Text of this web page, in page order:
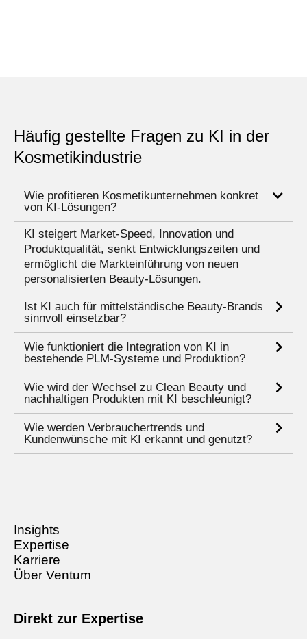
Häufig gestellte Fragen zu KI in der
Kosmetikindustrie
Wie profitieren Kosmetikunternehmen konkret
von KI-Lösungen?
KI steigert Market-Speed, Innovation und
Produktqualität, senkt Entwicklungszeiten und
ermöglicht die Markteinführung von neuen
personalisierten Beauty-Lösungen.
Ist KI auch für mittelständische Beauty-Brands
sinnvoll einsetzbar?
Wie funktioniert die Integration von KI in
bestehende PLM-Systeme und Produktion?
Wie wird der Wechsel zu Clean Beauty und
nachhaltigen Produkten mit KI beschleunigt?
Wie werden Verbrauchertrends und
Kundenwünsche mit KI erkannt und genutzt?
Insights
Expertise
Karriere
Über Ventum
Direkt zur Expertise